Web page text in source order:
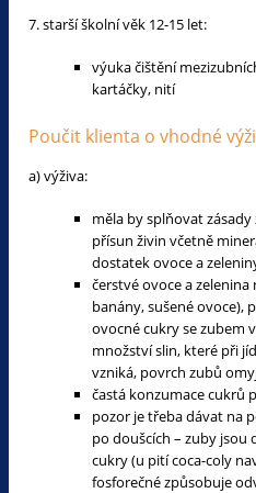
7. starší školní věk 12-15 let:
výuka čištění
kartáčky, nití
Poučit klienta o vhodné
a) výživa:
měla by splňovat
přísun živin včetně
dostatek ovoce a
čerstvé ovoce a
banány, sušené ovoce),
ovocné cukry se zubem
množství slin, které při
vzniká, povrch zubů
častá konzumace cukrů
pozor je třeba dávat na
po doušcích – zuby
cukry (u pití coca-coly
fosforečné způsobuje